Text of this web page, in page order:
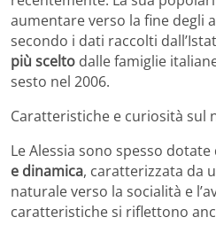
aumentare verso la fine degli
secondo i dati raccolti
più scelto dalle famiglie
sesto nel 2006.
Caratteristiche e curiosità sul
Le Alessia sono spesso dotate
e dinamica, caratterizzata da
naturale verso la socialità e
caratteristiche si riflettono